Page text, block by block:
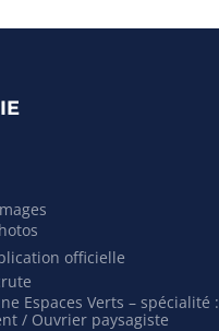
officielle
Espaces Verts – spécialité :
/ Ouvrier paysagiste